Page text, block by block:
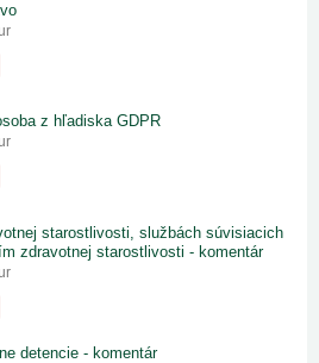
z hľadiska GDPR
starostlivosti, službách súvisiacich
zdravotnej starostlivosti - komentár
detencie - komentár